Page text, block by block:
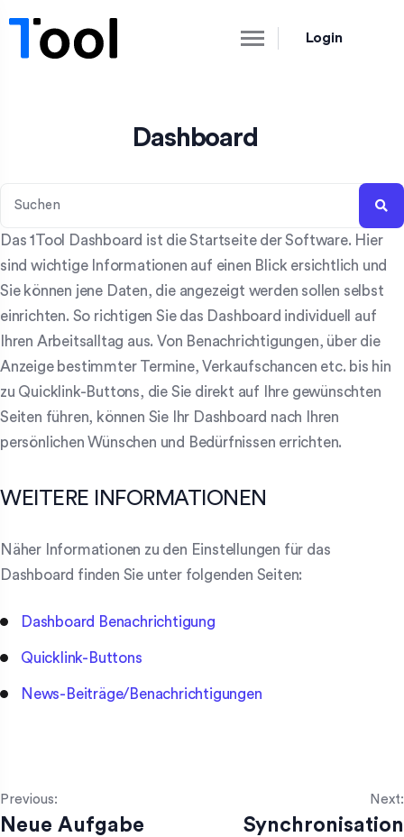
Login
Dashboard
Das 1Tool Dashboard ist die Startseite der Software. Hier
sind wichtige Informationen auf einen Blick ersichtlich und
Sie können jene Daten, die angezeigt werden sollen selbst
einrichten. So richtigen Sie das Dashboard individuell auf
Ihren Arbeitsalltag aus. Von Benachrichtigungen, über die
Anzeige bestimmter Termine, Verkaufschancen etc. bis hin
zu Quicklink-Buttons, die Sie direkt auf Ihre gewünschten
Seiten führen, können Sie Ihr Dashboard nach Ihren
persönlichen Wünschen und Bedürfnissen errichten.
WEITERE INFORMATIONEN
Näher Informationen zu den Einstellungen für das
Dashboard finden Sie unter folgenden Seiten:
Dashboard Benachrichtigung
Quicklink-Buttons
News-Beiträge/Benachrichtigungen
Previous:
Neue Aufgabe
Next:
Synchronisation